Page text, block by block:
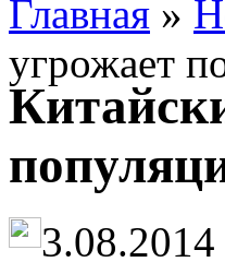
Главная »
угрожает
3.08.2014